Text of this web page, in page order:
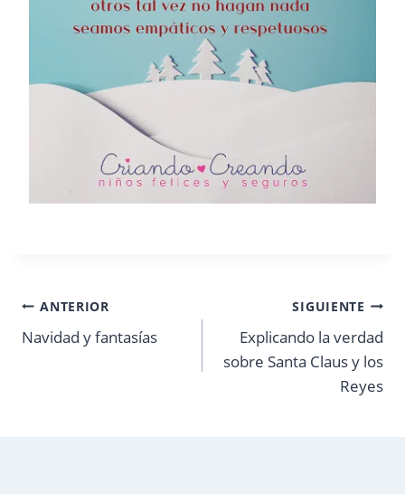
Navegación
de
ANTERIOR
Navidad y fantasías
SIGUIENTE
Explicando la verdad
sobre Santa Claus y los
Reyes